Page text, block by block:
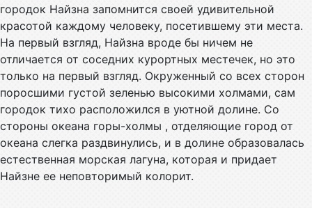
городок Найзна запомнится своей удивительной
красотой каждому человеку, посетившему эти места.
На первый взгляд, Найзна вроде бы ничем не
отличается от соседних курортных местечек, но это
только на первый взгляд. Окруженный со всех сторон
поросшими густой зеленью высокими холмами, сам
городок тихо расположился в уютной долине. Со
стороны океана горы-холмы , отделяющие город от
океана слегка раздвинулись, и в долине образовалась
естественная морская лагуна, которая и придает
Найзне ее неповторимый колорит.